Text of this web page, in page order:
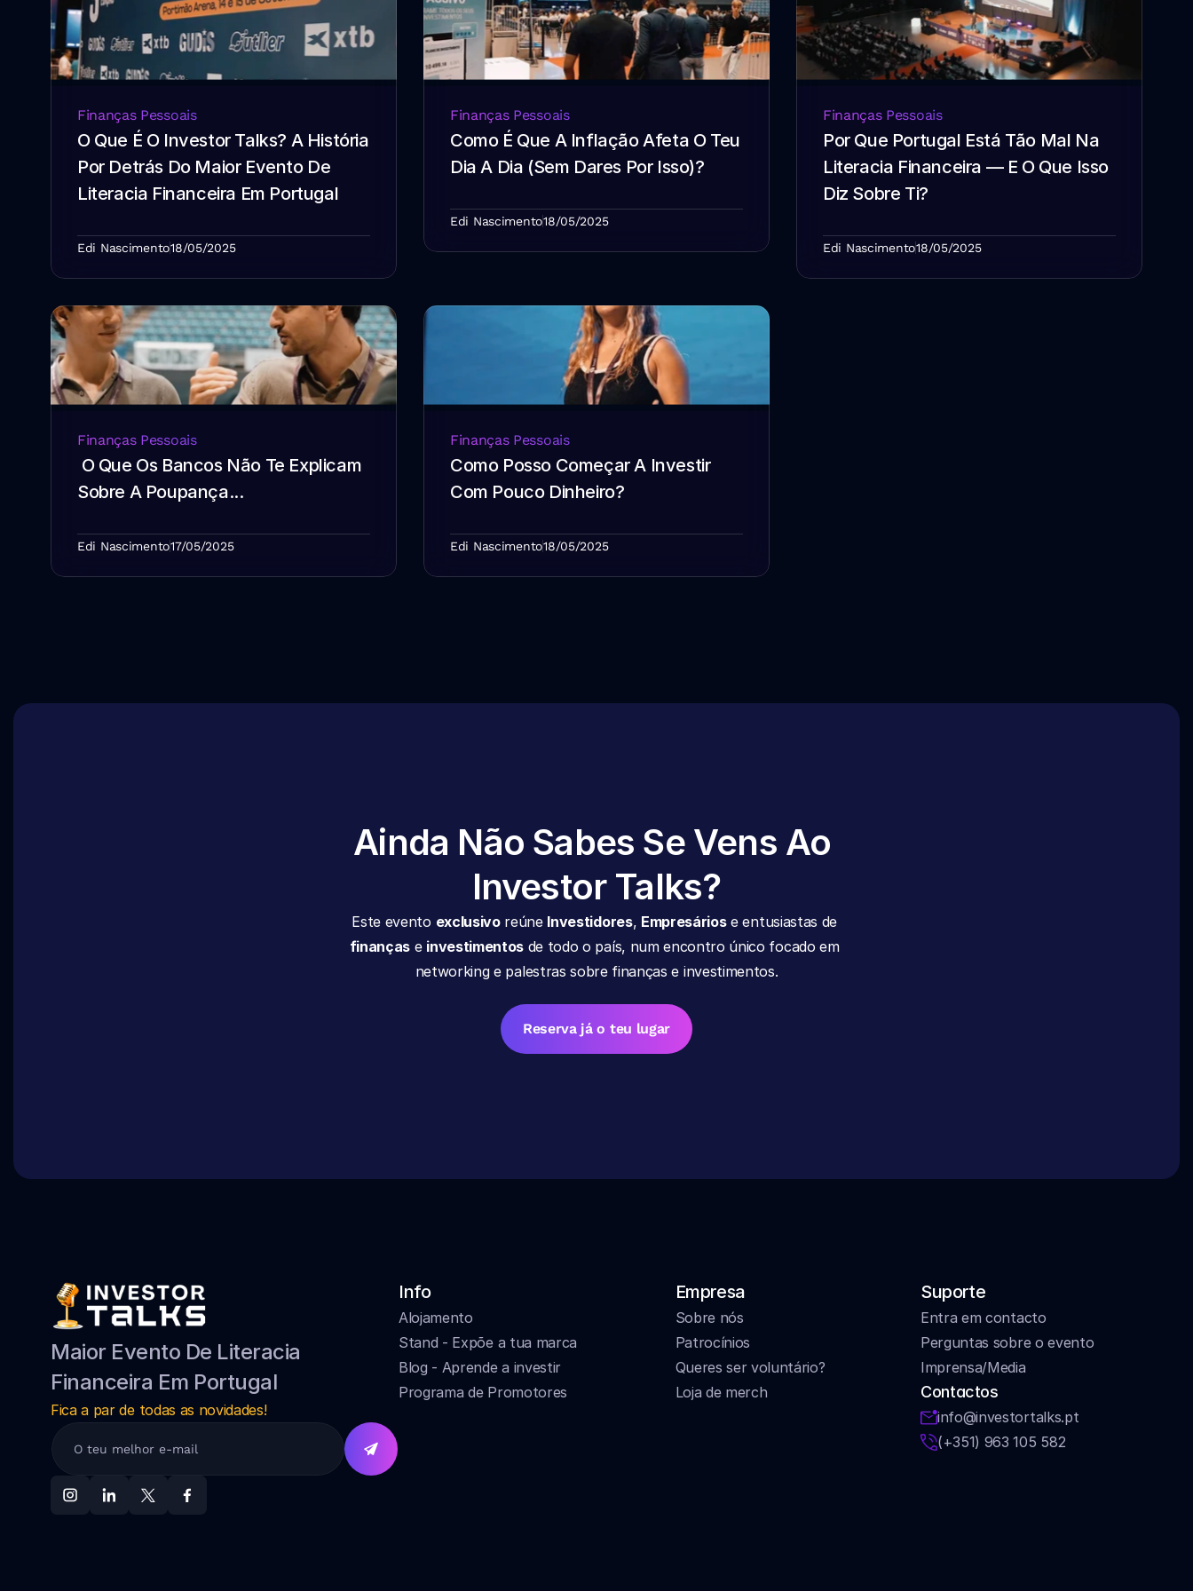
Finanças Pessoais
O Que É O Investor Talks? A História
Por Detrás Do Maior Evento De
Literacia Financeira Em Portugal
Edi Nascimento18/05/2025
Finanças Pessoais
Como É Que A Inflação Afeta O Teu
Dia A Dia (sem Dares Por Isso)?
Edi Nascimento18/05/2025
Finanças Pessoais
Por Que Portugal Está Tão Mal Na
Literacia Financeira — E O Que Isso
Diz Sobre Ti?
Edi Nascimento18/05/2025
Finanças Pessoais
Sobre A Poupança...
Edi Nascimento17/05/2025
Finanças Pessoais
Como Posso Começar A Investir
Com Pouco Dinheiro?
Edi Nascimento18/05/2025
Ainda Não Sabes Se Vens Ao
Investor Talks?
Este evento exclusivo reúne Investidores, Empresários
e entusiastas de
finanças e investimentos de todo o país, num encontro único focado em
networking e palestras sobre finanças e investimentos.
Reserva já o teu lugar
Maior Evento De Literacia
Financeira Em Portugal
Fica a par de todas as novidades!
Info
Alojamento
Stand - Expõe a tua marca
Blog - Aprende a investir
Programa de Promotores
Empresa
Sobre nós
Patrocínios
Queres ser voluntário?
Loja de merch
Suporte
Entra em contacto
Perguntas sobre o evento
Imprensa/Media
Contactos
info@investortalks.pt
(+351) 963 105 582